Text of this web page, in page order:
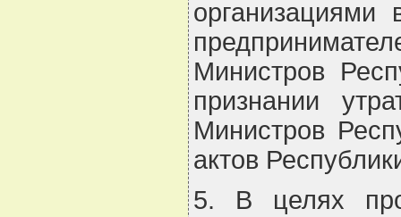
Министров
признании
Министров
актов
5. В целях